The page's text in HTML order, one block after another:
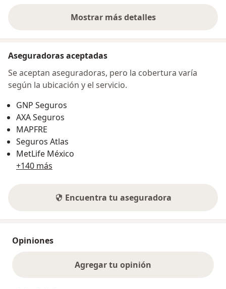
Mostrar más detalles
sobre la dirección
Aseguradoras aceptadas
Se aceptan aseguradoras, pero la cobertura varía
según la ubicación y el servicio.
GNP Seguros
AXA Seguros
MAPFRE
Seguros Atlas
MetLife México
+140 más
Encuentra tu aseguradora
Opiniones
Agregar tu opinión